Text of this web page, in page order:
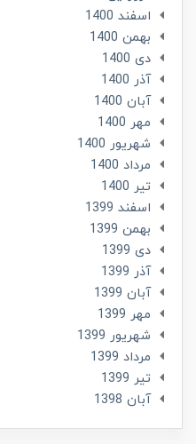
اسفند 1400
بهمن 1400
دی 1400
آذر 1400
آبان 1400
مهر 1400
شهریور 1400
مرداد 1400
تير 1400
اسفند 1399
بهمن 1399
دی 1399
آذر 1399
آبان 1399
مهر 1399
شهریور 1399
مرداد 1399
تير 1399
آبان 1398